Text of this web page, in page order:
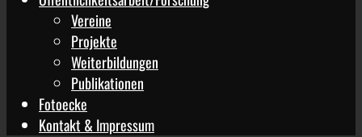
Vereine
Projekte
Weiterbildungen
Publikationen
Fotoecke
Kontakt & Impressum